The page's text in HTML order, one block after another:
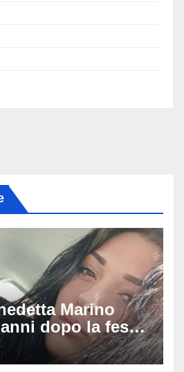
Marino
dopo la festa
trovata senza
è giallo